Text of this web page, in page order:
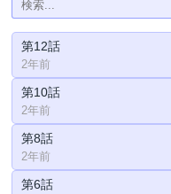
第12話
2年前
第10話
2年前
第8話
2年前
第6話